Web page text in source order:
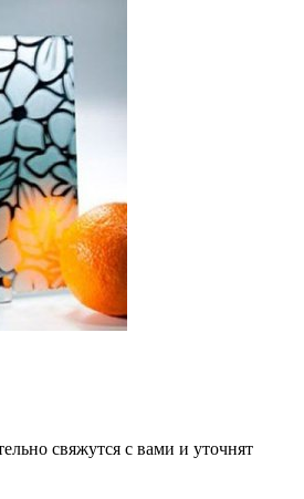
свяжутся с вами и уточнят